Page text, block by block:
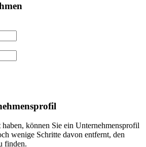
können Sie ein Unternehmensprofil
wenige Schritte davon entfernt, den
finden.